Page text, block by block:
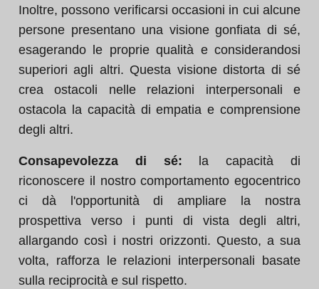
Inoltre, possono verificarsi occasioni in cui alcune
persone presentano una visione gonfiata di sé,
esagerando le proprie qualità e considerandosi
superiori agli altri. Questa visione distorta di sé
crea ostacoli nelle relazioni interpersonali e
ostacola la capacità di empatia e comprensione
degli altri.
Consapevolezza di sé: la capacità di
riconoscere il nostro comportamento egocentrico
ci dà l'opportunità di ampliare la nostra
prospettiva verso i punti di vista degli altri,
allargando così i nostri orizzonti. Questo, a sua
volta, rafforza le relazioni interpersonali basate
sulla reciprocità e sul rispetto.